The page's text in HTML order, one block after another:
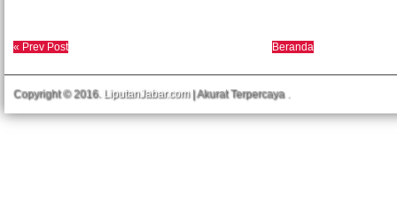
« Prev Post Beranda
Copyright © 2016. LiputanJabar.com| Akurat Terpercaya